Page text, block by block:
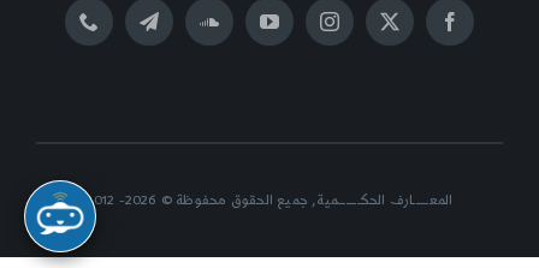
المعــــــارف الحكــــــــمية, جميع الحقوق محفوظة © 2026- 2012